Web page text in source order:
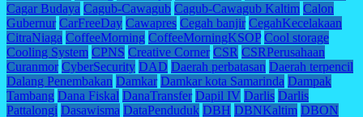
Cagar Budaya Cagub-Cawagub Cagub-Cawagub Kaltim Calon
Gubernur CarFreeDay Cawapres Cegah banjir CegahKecelakaan
CitraNiaga CoffeeMorning CoffeeMorningKSOP Cool storage
Cooling System CPNS Creative Corner CSR CSRPerusahaan
Curanmor CyberSecurity DAD Daerah perbatasan Daerah terpencil
Dalang Penembakan Damkar Damkar kota Samarinda Dampak
Tambang Dana Fiskal DanaTransfer Dapil IV Darlis Darlis
Pattalongi Dasawisma DataPenduduk DBH DBNKaltim DBON